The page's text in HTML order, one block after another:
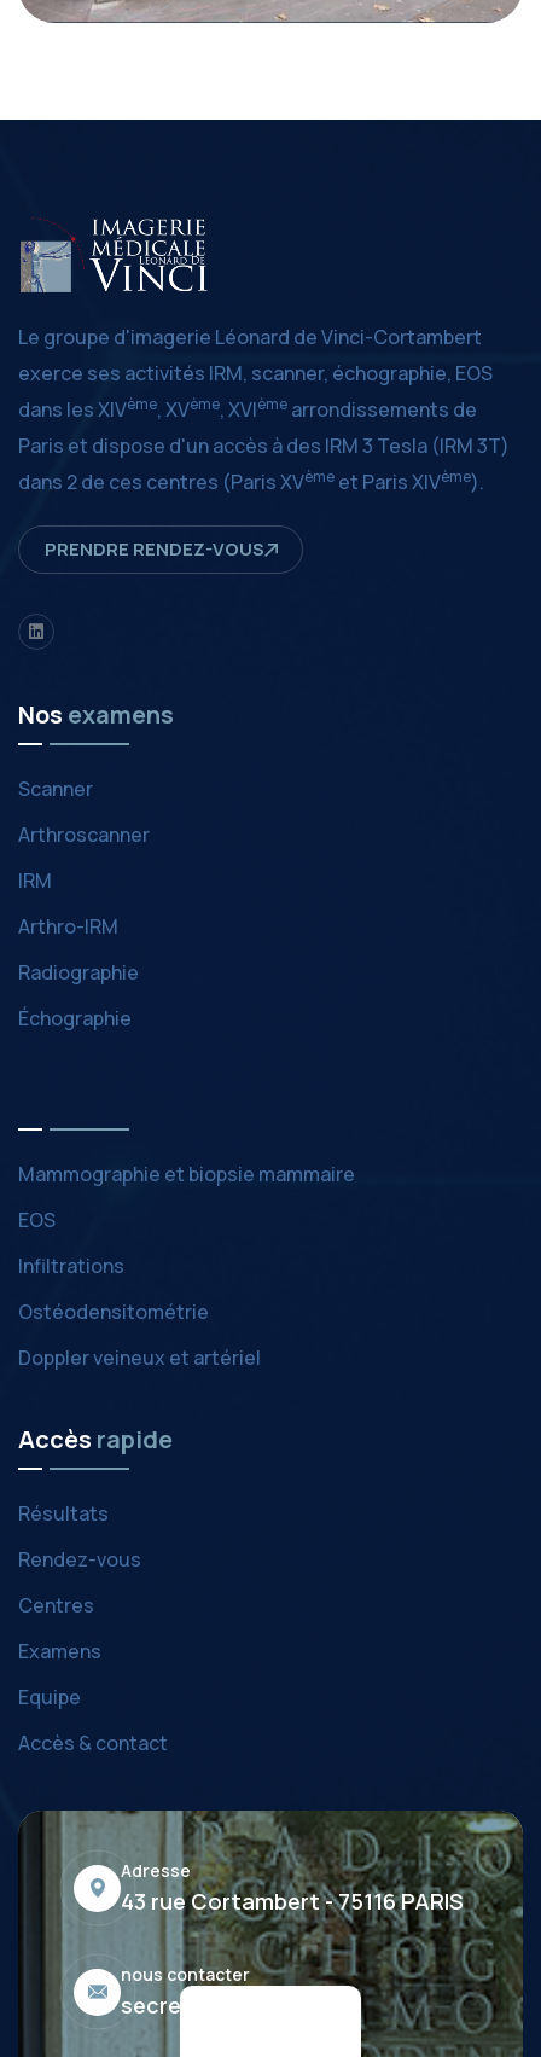
Le groupe d'imagerie Léonard de Vinci-Cortambert
exerce ses activités IRM, scanner, échographie, EOS
dans les XIVème, XVème, XVIème arrondissements de
Paris et dispose d'un accès à des IRM 3 Tesla (IRM 3T)
dans 2 de ces centres (Paris XVème et Paris XIVème).
PRENDRE RENDEZ-VOUS
LinkedIn
Nos examens
Scanner
Arthroscanner
IRM
Arthro-IRM
Radiographie
Échographie
Mammographie et biopsie mammaire
EOS
Infiltrations
Ostéodensitométrie
Doppler veineux et artériel
Accès rapide
Résultats
Rendez-vous
Centres
Examens
Equipe
Accès & contact
Adresse
43 rue Cortambert - 75116 PARIS
nous contacter
secretariat@imldv.fr